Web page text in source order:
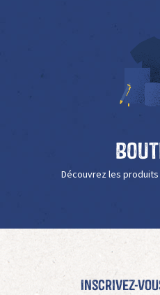
Découvrez les produits
Inscrivez-